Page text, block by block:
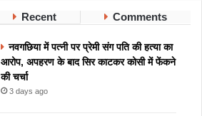
Recent Comments
नवगछिया में पत्नी पर प्रेमी संग पति की हत्या का
आरोप, अपहरण के बाद सिर काटकर कोसी में फेंकने
की चर्चा
3 days ago